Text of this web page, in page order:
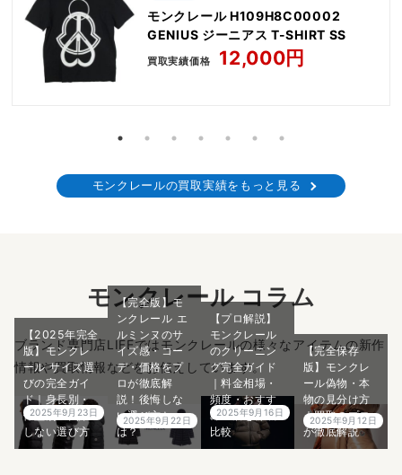
モンクレール H109H8C00002
GENIUS ジーニアス T-SHIRT SS
買取実績価格 12,000円
モンクレールの買取実績をもっと見る
モンクレール コラム
ブランド専門店LIFEではモンクレールの様々なアイテムの新作
情報や買取情報などをお伝えしています。
【2025年完全
版】モンクレ
ール サイズ選
びの完全ガイ
ド｜身長別・
体型別の失敗
しない選び方
2025年9月23日
【完全版】モ
ンクレール エ
ルミンヌのサ
イズ感・コー
デ・価格をプ
ロが徹底解
説！後悔しな
い選び方と
は？
2025年9月22日
【プロ解説】
モンクレール
のクリーニン
グ完全ガイド
｜料金相場・
頻度・おすす
めの店を徹底
比較
2025年9月16日
【完全保存
版】モンクレ
ール偽物・本
物の見分け方
｜買取のプロ
が徹底解説
2025年9月12日